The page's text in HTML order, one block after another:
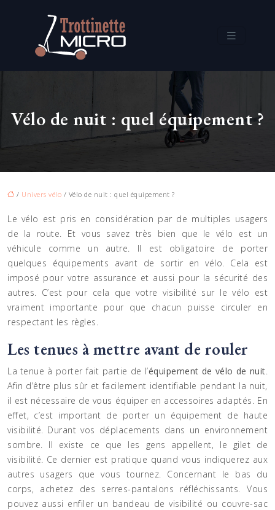
Vélo de nuit : quel équipement ?
/ Univers vélo / Vélo de nuit : quel équipement ?
Le vélo est pris en considération par de multiples usagers
de la route. Et vous savez très bien que le vélo est un
véhicule comme un autre. Il est obligatoire de porter
quelques équipements avant de sortir en vélo. Cela est
imposé pour votre assurance et aussi pour la sécurité des
autres. C’est pour cela que votre visibilité sur le vélo est
vraiment importante pour que chacun puisse circuler en
respectant les règles.
Les tenues à mettre avant de rouler
La tenue à porter fait partie de l’équipement de vélo de nuit.
Afin d’être plus sûr et facilement identifiable pendant la nuit,
il est nécessaire de vous équiper en accessoires adaptés. En
effet, c’est important de porter un équipement de haute
visibilité. Durant vos déplacements dans un environnement
sombre. Il existe ce que les gens appellent, le gilet de
visibilité. Ce dernier est pratique quand vous indiquerez aux
autres usagers que vous tournez. Concernant le bas du
corps, achetez des serres-pantalons réfléchissants. Vous
pouvez aussi enfiler un bandeau de visibilité ou couvre-sac